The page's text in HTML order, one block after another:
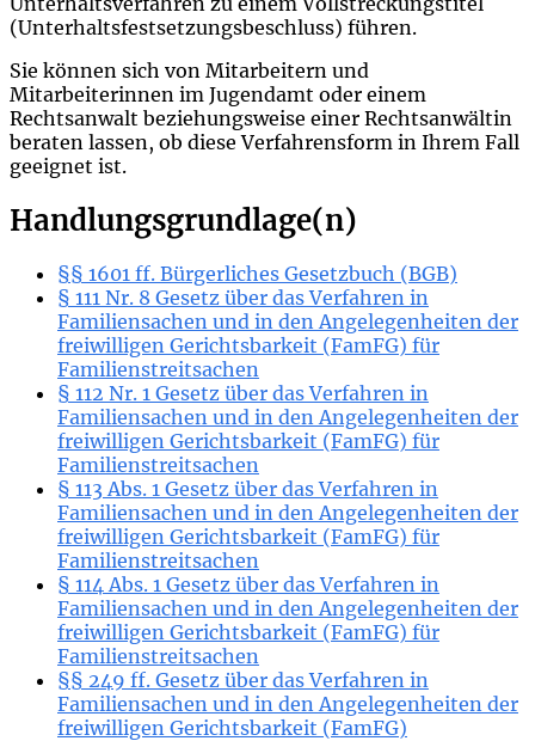
(Unterhaltsfestsetzungsbeschluss) führen.
Sie können sich von Mitarbeitern und
Mitarbeiterinnen im Jugendamt oder einem
Rechtsanwalt beziehungsweise einer Rechtsanwältin
beraten lassen, ob diese Verfahrensform in Ihrem Fall
geeignet ist.
Handlungsgrundlage(n)
§§ 1601 ff. Bürgerliches Gesetzbuch (BGB)
§ 111 Nr. 8 Gesetz über das Verfahren in
Familiensachen und in den Angelegenheiten der
freiwilligen Gerichtsbarkeit (FamFG) für
Familienstreitsachen
§ 112 Nr. 1 Gesetz über das Verfahren in
Familiensachen und in den Angelegenheiten der
freiwilligen Gerichtsbarkeit (FamFG) für
Familienstreitsachen
§ 113 Abs. 1 Gesetz über das Verfahren in
Familiensachen und in den Angelegenheiten der
freiwilligen Gerichtsbarkeit (FamFG) für
Familienstreitsachen
§ 114 Abs. 1 Gesetz über das Verfahren in
Familiensachen und in den Angelegenheiten der
freiwilligen Gerichtsbarkeit (FamFG) für
Familienstreitsachen
§§ 249 ff. Gesetz über das Verfahren in
Familiensachen und in den Angelegenheiten der
freiwilligen Gerichtsbarkeit (FamFG)